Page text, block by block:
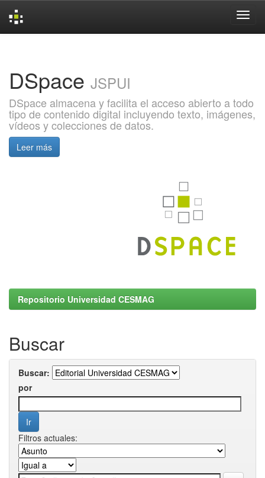
DSpace JSPUI
DSpace almacena y facilita el acceso abierto a todo
tipo de contenido digital incluyendo texto, imágenes,
vídeos y colecciones de datos.
Leer más
Repositorio Universidad CESMAG
Buscar
Buscar:
por
Filtros actuales: